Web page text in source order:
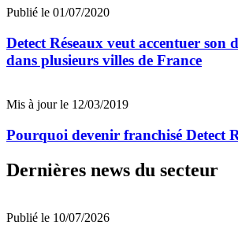
Publié le 01/07/2020
Detect Réseaux veut accentuer son
dans plusieurs villes de France
Mis à jour le 12/03/2019
Pourquoi devenir franchisé Detect
Dernières news du secteur
Publié le 10/07/2026